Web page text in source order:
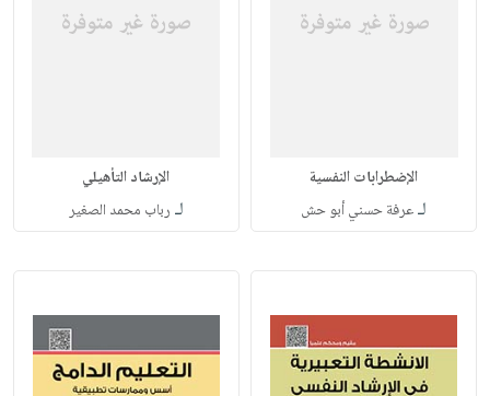
الإضطرابات النفسية
لـعرفة حسني أبو حش
الإرشاد التأهيلي
لـ رباب محمد الصغير